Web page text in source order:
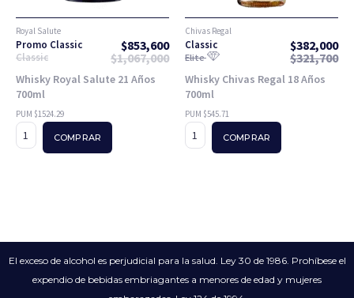
Royal Salute
Promo Classic $853,600
Classic $1,067,000
Whisky Royal Salute 21 Años
700ml
PUM $1524.29
COMPRAR
Chivas Regal
Classic $382,000
Elite $321,700
Whisky Chivas Regal 18 Años
700ml
PUM $545.71
COMPRAR
El exceso de alcohol es perjudicial para la salud. Ley 30 de 1986. Prohíbese el
expendio de bebidas embriagantes a menores de edad y mujeres